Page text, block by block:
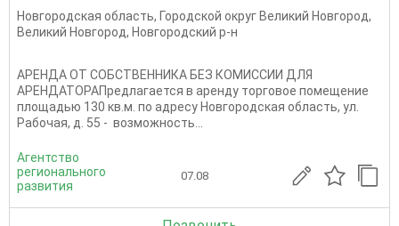
Новгородская область, Городской округ Великий Новгород,
Великий Новгород, Новгородский р-н
АРЕНДА ОТ СОБСТВЕННИКА БЕЗ КОМИССИИ ДЛЯ
АРЕНДАТОРАПредлагается в аренду торговое помещение
площадью 130 кв.м. по адресу Новгородская область, ул.
Рабочая, д. 55 - возможность...
Агентство
регионального
развития
07.08